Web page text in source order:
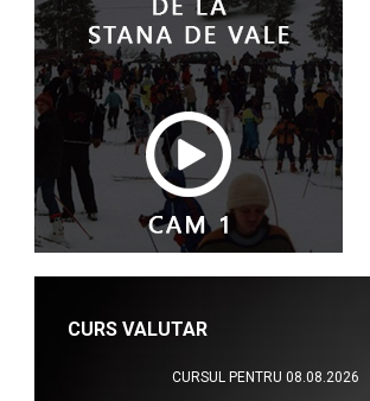
CURS VALUTAR
CURSUL PENTRU 08.08.2026